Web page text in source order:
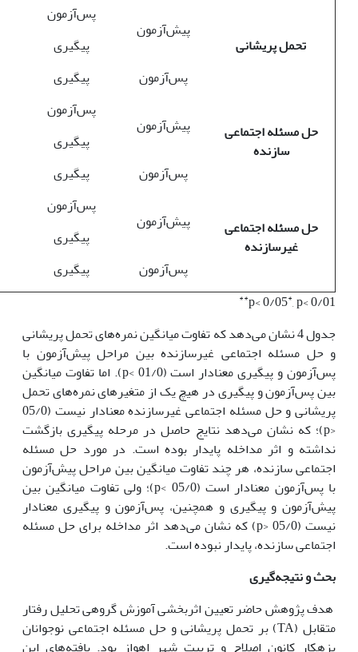
تحمل پریشانی
پیش‌آزمون
پس‌آزمون
پیگیری
پس‌آزمون
پیگیری
حل مسئله اجتماعی
سازنده
پیش‌آزمون
پس‌آزمون
پیگیری
پس‌آزمون
پیگیری
حل مسئله اجتماعی
غیرسازنده
پیش‌آزمون
پس‌آزمون
پیگیری
پس‌آزمون
پیگیری
p< 0/05*, p< 0/01
**
جدول 4 نشان می‌دهد که تفاوت میانگین نمره‌های تحمل پریشانی
و حل مسئله اجتماعی غیرسازنده بین مراحل پیش‌آزمون با
پس‌آزمون و پیگیری معنادار است (01/0 >p). اما تفاوت میانگین
بین پس‌آزمون و پیگیری در هیچ یک از متغیرهای نمره‌های تحمل
پریشانی و حل مسئله اجتماعی غیرسازنده معنادار نیست (05/0
<p)؛ که نشان می‌دهد نتایج حاصل در مرحله پیگیری بازگشت
نداشته و اثر مداخله پایدار بوده است. در مورد حل مسئله
اجتماعی سازنده، هر چند تفاوت میانگین بین مراحل پیش‌آزمون
با پس‌آزمون معنادار است (05/0 >p)؛ ولی تفاوت میانگین بین
پیش‌آزمون و پیگیری و همچنین، پس‌آزمون و پیگیری معنادار
نیست (05/0 <p) که نشان می‌دهد اثر مداخله برای حل مسئله
اجتماعی سازنده، پایدار نبوده است.
بحث و نتیجه‌گیری
هدف پژوهش حاضر تعیین اثربخشی آموزش گروهی تحلیل رفتار
متقابل (TA) بر تحمل پریشانی و حل مسئله اجتماعی نوجوانان
بزهکار کانون اصلاح و تربیت شهر اهواز بود. یافته‌های این